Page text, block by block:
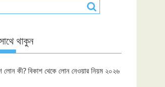
থাকুন
লোন কী? বিকাশ থেকে লোন নেওয়ার নিয়ম ২০২৬